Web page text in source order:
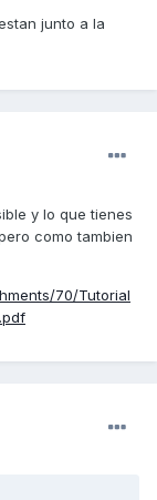
junto a la
y lo que tienes
como tambien
70/Tutorial